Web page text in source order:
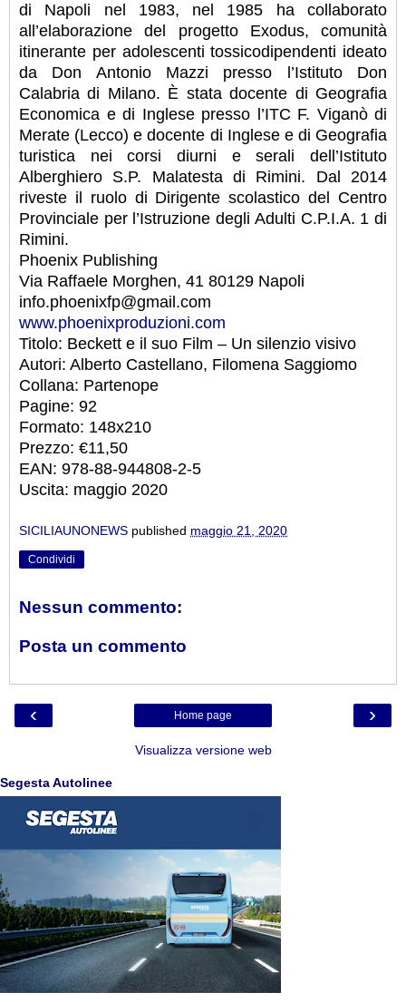
di Napoli nel 1983, nel 1985 ha collaborato
all’elaborazione del progetto Exodus, comunità
itinerante per adolescenti tossicodipendenti ideato
da Don Antonio Mazzi presso l’Istituto Don
Calabria di Milano. È stata docente di Geografia
Economica e di Inglese presso l’ITC F. Viganò di
Merate (Lecco) e docente di Inglese e di Geografia
turistica nei corsi diurni e serali dell’Istituto
Alberghiero S.P. Malatesta di Rimini. Dal 2014
riveste il ruolo di Dirigente scolastico del Centro
Provinciale per l’Istruzione degli Adulti C.P.I.A. 1 di
Rimini.
Phoenix Publishing
Via Raffaele Morghen, 41 80129 Napoli
info.phoenixfp@gmail.com
www.phoenixproduzioni.com
Titolo: Beckett e il suo Film – Un silenzio visivo
Autori: Alberto Castellano, Filomena Saggiomo
Collana: Partenope
Pagine: 92
Formato: 148x210
Prezzo: €11,50
EAN: 978-88-944808-2-5
Uscita: maggio 2020
SICILIAUNONEWS published maggio 21, 2020
Condividi
Nessun commento:
Posta un commento
‹ ›
Home page
Visualizza versione web
Segesta Autolinee